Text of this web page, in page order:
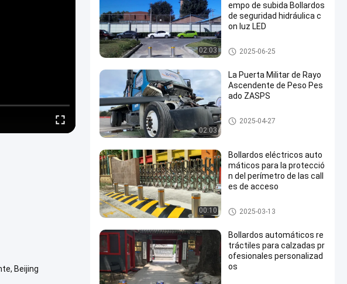
Beijing
02:03
empo de subida Bollardos
de seguridad hidráulica c
on luz LED
Bolardos automáticos
2025-06-25
02:03
La Puerta Militar de Rayo
Ascendente de Peso Pes
ado ZASPS
Puerta de haz ascendente
2025-04-27
00:10
Bollardos eléctricos auto
máticos para la protecció
n del perímetro de las call
es de acceso
Bolardos automáticos
2025-03-13
Bollardos automáticos re
tráctiles para calzadas pr
ofesionales personalizad
os